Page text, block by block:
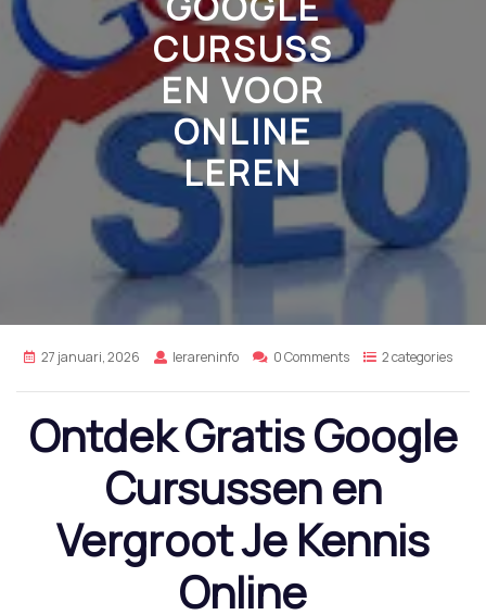
CURSUSS
EN VOOR
ONLINE
LEREN
27 januari, 2026 lerareninfo 0 Comments 2 categories
Ontdek Gratis Google
Cursussen en
Vergroot Je Kennis
Online